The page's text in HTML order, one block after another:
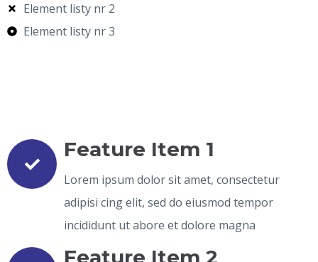
Element listy nr 2
Element listy nr 3
Feature Item 1
Lorem ipsum dolor sit amet, consectetur
adipisi cing elit, sed do eiusmod tempor
incididunt ut abore et dolore magna
Feature Item 2